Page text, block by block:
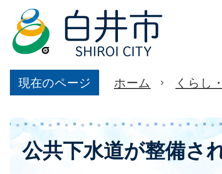
現在のページ ホーム くらし
公共下水道が整備さ